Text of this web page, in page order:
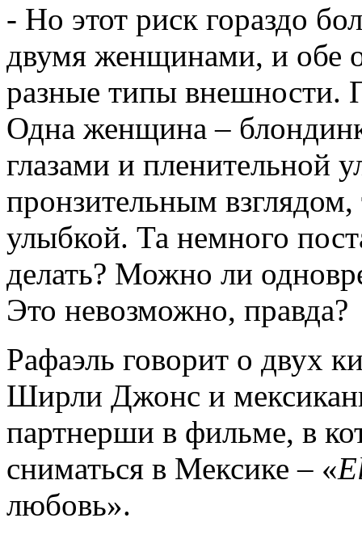
- Но этот риск гораздо
двумя женщинами, и обе
разные типы внешности.
Одна женщина –
глазами и пленительной
пронзительным
улыбкой. Та немного
делать? Можно ли
Это невозможно, правда?
Рафаэль говорит о двух
Ширли Джонс и
партнерши в фильме, в
сниматься в Мексике – «
любовь».